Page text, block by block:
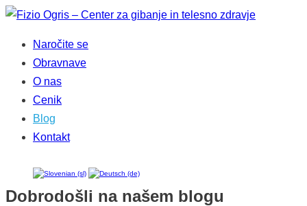
Naročite se
Obravnave
O nas
Cenik
Blog
Kontakt
Dobrodošli na našem blogu